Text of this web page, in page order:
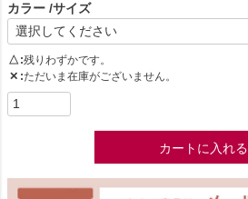
カラー サイズ
△ 残りわずかです。
✕ ただいま在庫がございません。
カートに入れる